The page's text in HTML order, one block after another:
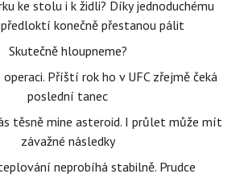
ke stolu i k židli? Díky jednoduchému
konečně přestanou pálit
Skutečně hloupneme?
operaci. Příští rok ho v UFC zřejmě čeká
poslední tanec
těsně mine asteroid. I průlet může mít
závažné následky
neprobíhá stabilně. Prudce